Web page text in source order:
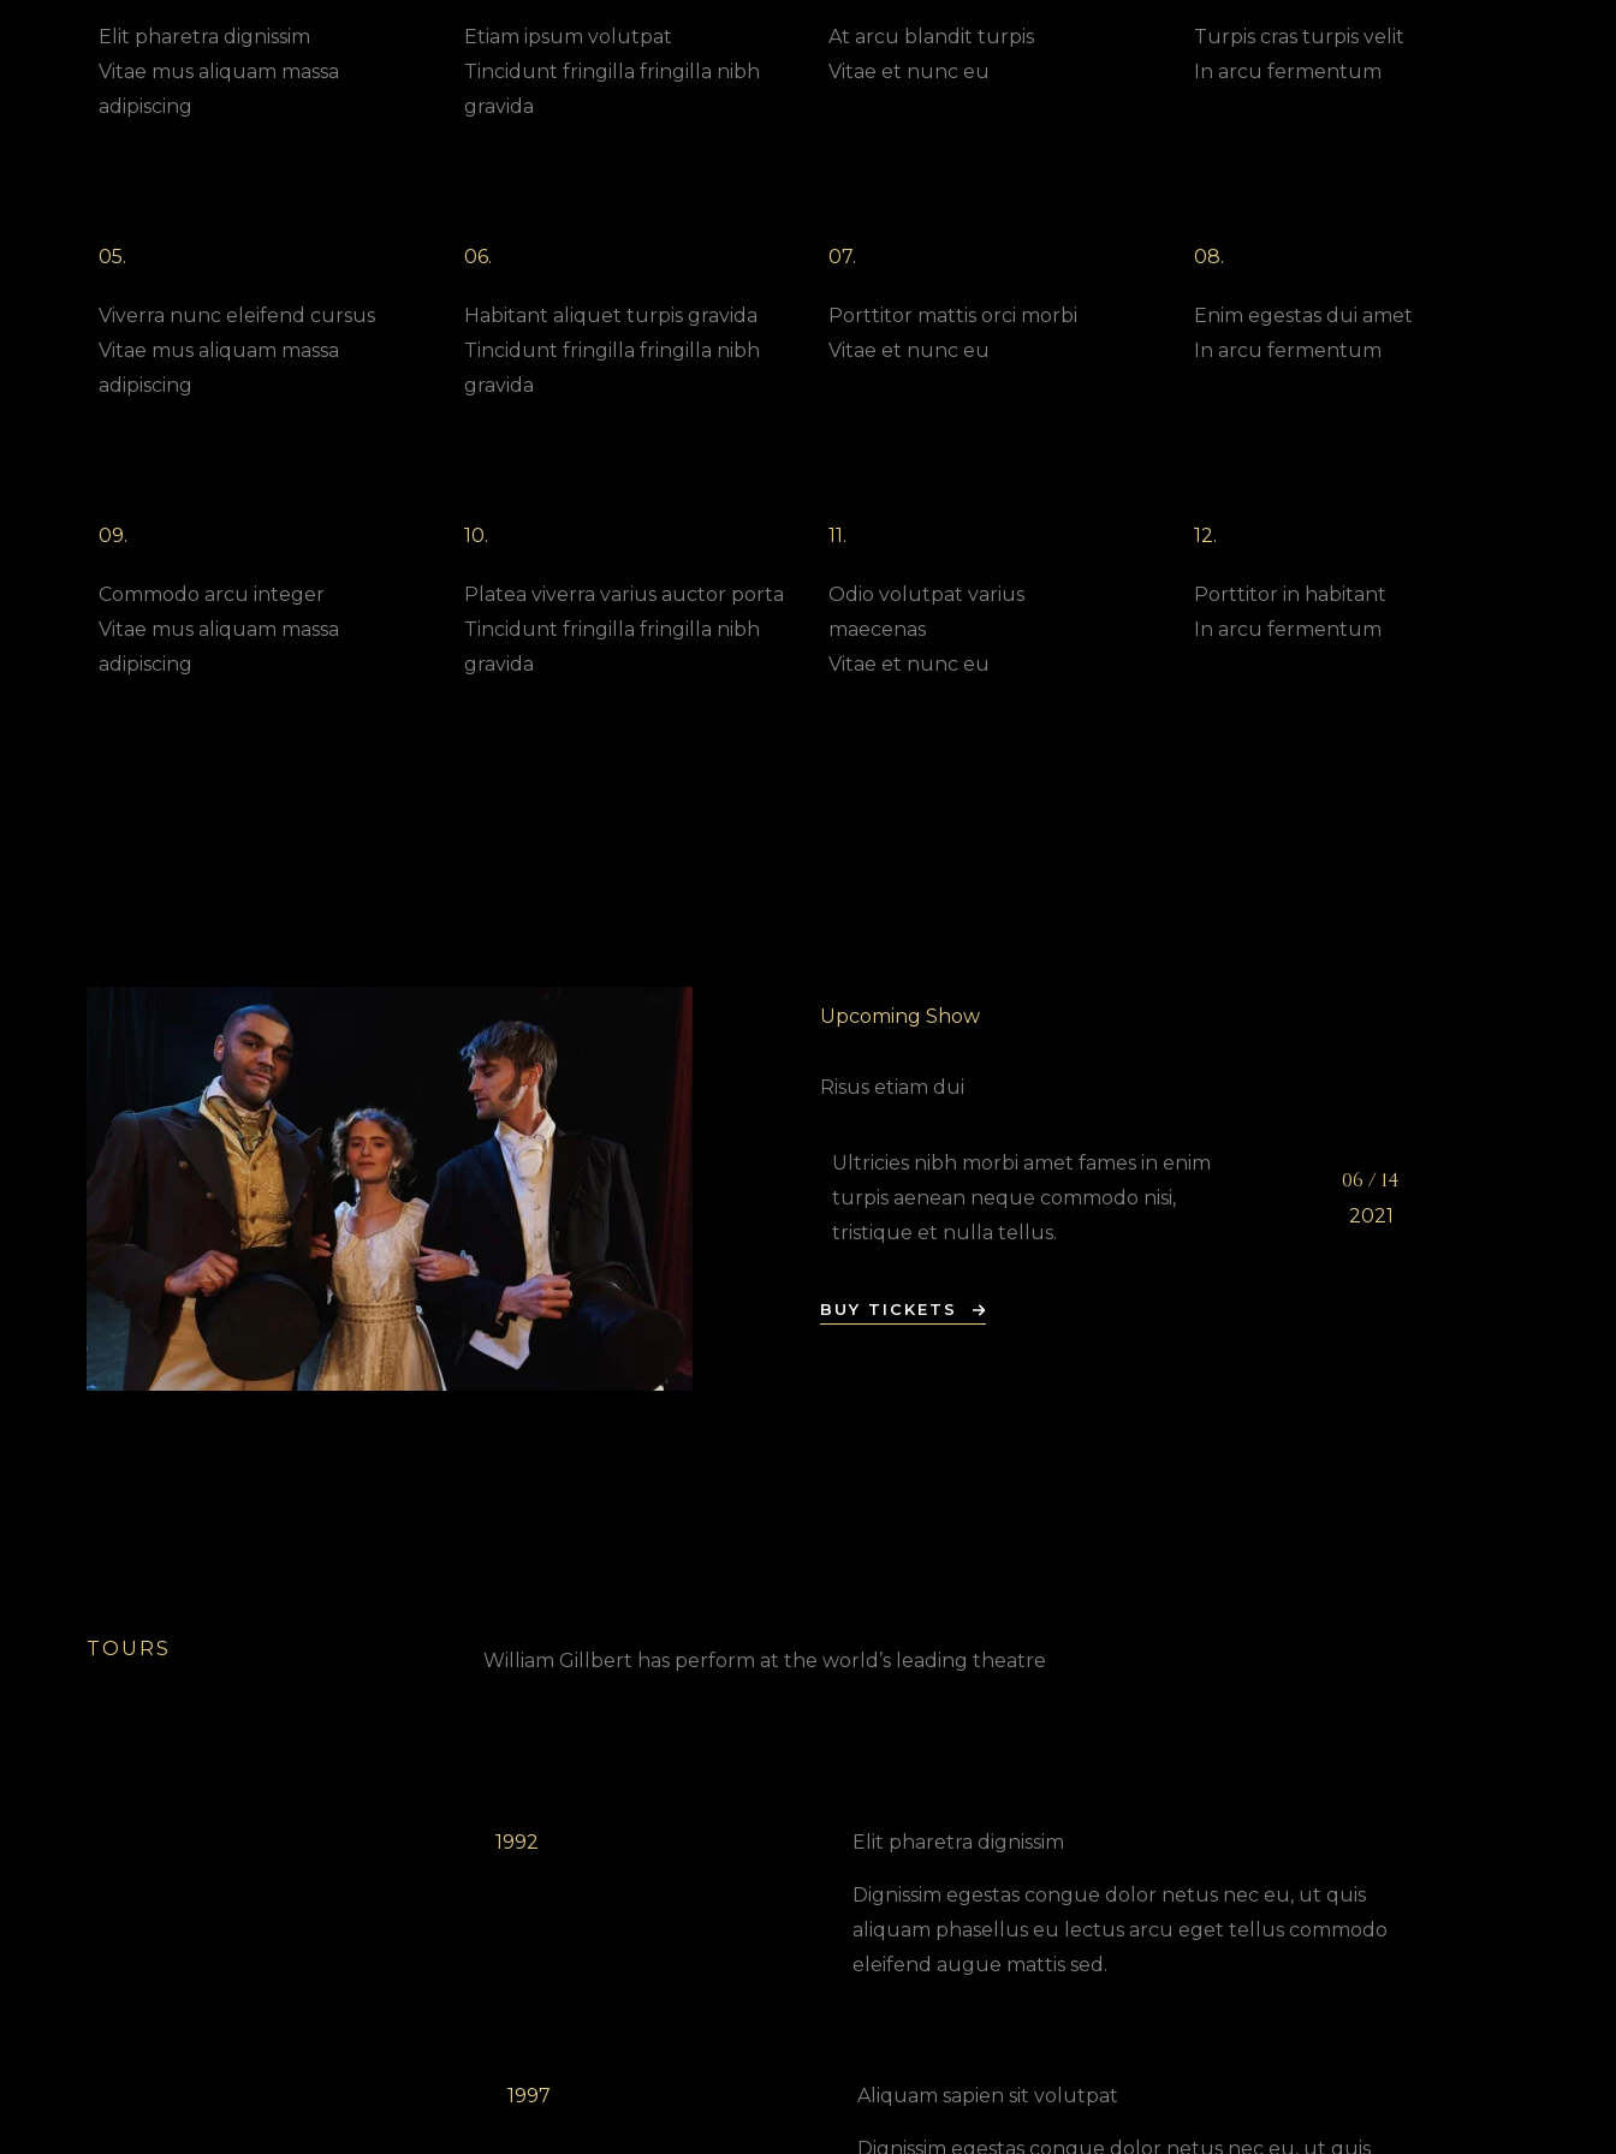
Elit pharetra dignissim
Vitae mus aliquam massa
adipiscing
Etiam ipsum volutpat
Tincidunt fringilla fringilla nibh
gravida
At arcu blandit turpis
Vitae et nunc eu
Turpis cras turpis velit
In arcu fermentum
05.
Viverra nunc eleifend cursus
Vitae mus aliquam massa
adipiscing
06.
Habitant aliquet turpis gravida
Tincidunt fringilla fringilla nibh
gravida
07.
Porttitor mattis orci morbi
Vitae et nunc eu
08.
Enim egestas dui amet
In arcu fermentum
09.
Commodo arcu integer
Vitae mus aliquam massa
adipiscing
10.
Platea viverra varius auctor porta
Tincidunt fringilla fringilla nibh
gravida
11.
Odio volutpat varius
maecenas
Vitae et nunc eu
12.
Porttitor in habitant
In arcu fermentum
Upcoming Show
Risus etiam dui​
Ultricies nibh morbi amet fames in enim
turpis aenean neque commodo nisi,
tristique et nulla tellus.
06 / 14
2021
BUY TICKETS
TOURS
William Gillbert has perform at the world’s leading theatre
1992​ Elit pharetra dignissim​
Dignissim egestas congue dolor netus nec eu, ut quis
aliquam phasellus eu lectus arcu eget tellus commodo
eleifend augue mattis sed.
1997​ Aliquam sapien sit volutpat​
Dignissim egestas congue dolor netus nec eu, ut quis